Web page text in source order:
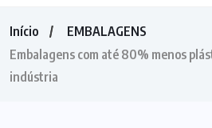
Início
EMBALAGENS
Embalagens com até 80% menos
indústria